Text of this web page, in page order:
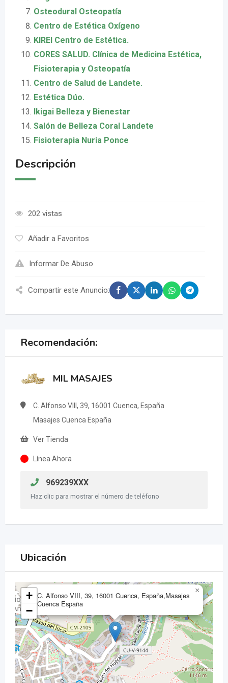
Osteodural Osteopatía
Centro de Estética Oxígeno
KIREI Centro de Estética.
CORES SALUD. Clínica de Medicina Estética,
Fisioterapia y Osteopatía
Centro de Salud de Landete.
Estética Dúo.
Ikigai Belleza y Bienestar
Salón de Belleza Coral Landete
Fisioterapia Nuria Ponce
Descripción
202 vistas
Añadir a Favoritos
Informar De Abuso
Compartir este Anuncio:
Recomendación:
MIL MASAJES
C. Alfonso VIII, 39, 16001 Cuenca, España
Masajes Cuenca España
Ver Tienda
Línea Ahora
969239XXX
Haz clic para mostrar el número de teléfono
Ubicación
C. Alfonso VIII, 39, 16001 Cuenca, España,Masajes
Cuenca España
×
+
−